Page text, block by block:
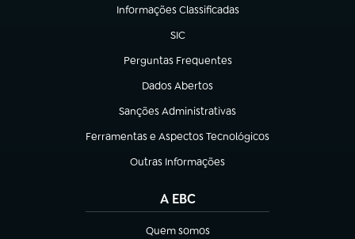
Informações Classificadas
(abre em nova aba)
SIC
(abre em nova aba)
Perguntas Frequentes
(abre em nova aba)
Dados Abertos
(abre em nova aba)
Sanções Administrativas
(abre em nova aba)
Ferramentas e Aspectos Tecnológicos
(abre em nova aba)
Outras Informações
(abre em nova aba)
A EBC
Quem somos
(abre em nova aba)